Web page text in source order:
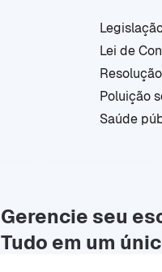
Lei de
Poluição
Saúde
Gerencie seu
Tudo em um